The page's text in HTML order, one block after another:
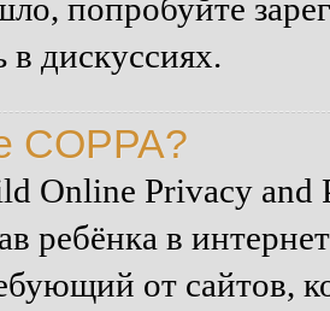
попробуйте
в дискуссиях.
COPPA?
Online Privacy
ребёнка в
от сайтов,